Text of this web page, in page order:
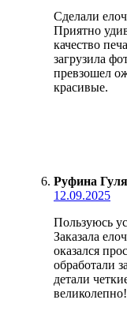
Сделали
Приятно
качество
загрузила
превзошел
красивые.
Руфина
12.09.2025
Пользуюсь
Заказала
оказался
обработали
детали